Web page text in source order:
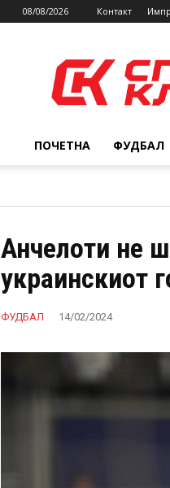
08/08/2026 Контакт
ПОЧЕТНА ФУДБАЛ
Анчелоти не
украинскиот
ФУДБАЛ 14/02/2024